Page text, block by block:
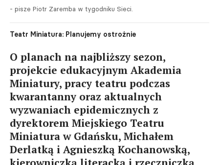
- pisze Piotr Zaremba w tygodniku Sieci.
Teatr Miniatura: Planujemy ostrożnie
O planach na najbliższy sezon,
projekcie edukacyjnym Akademia
Miniatury, pracy teatru podczas
kwarantanny oraz aktualnych
wyzwaniach epidemicznych z
dyrektorem Miejskiego Teatru
Miniatura w Gdańsku, Michałem
Derlatką i Agnieszką Kochanowską,